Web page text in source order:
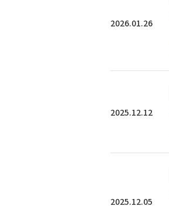
2026.01.26
2025.12.12
2025.12.05